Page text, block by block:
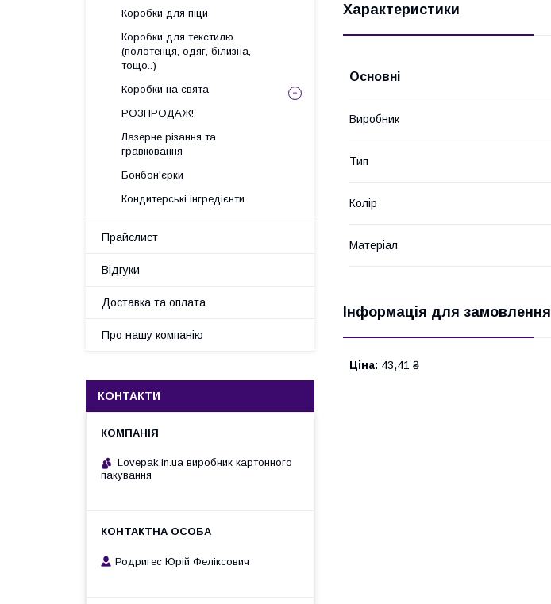
Характеристики
Основні
Виробник
Тип
Колір
Матеріал
Інформація для замовлення
Ціна: 43,41 ₴
Коробки для піци
Коробки для текстилю
(полотенця, одяг, білизна,
тощо..)
Коробки на свята
РОЗПРОДАЖ!
Лазерне різання та
гравіювання
Бонбон'єрки
Кондитерські інгредієнти
Прайслист
Відгуки
Доставка та оплата
Про нашу компанію
КОНТАКТИ
Lovepak.in.ua виробник картонного
пакування
Родригес Юрій Феліксович